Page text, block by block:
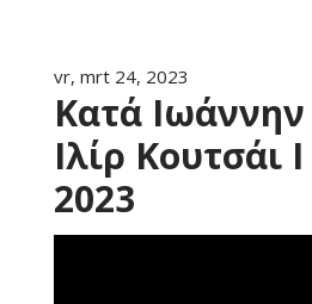
vr, mrt 24, 2023
Κατά Ιωάννην
Ιλίρ Κουτσάι
2023